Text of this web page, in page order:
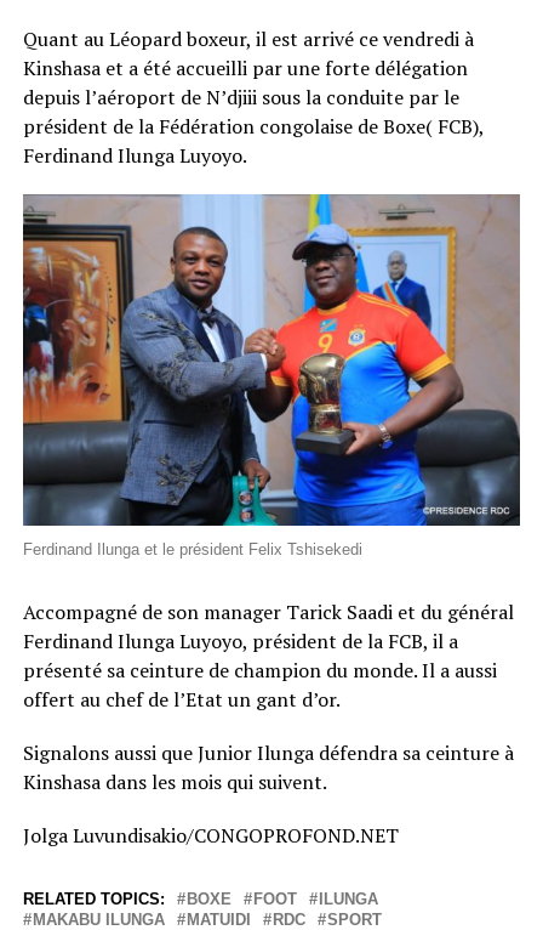
Quant au Léopard boxeur, il est arrivé ce vendredi à
Kinshasa et a été accueilli par une forte délégation
depuis l’aéroport de N’djiii sous la conduite par le
président de la Fédération congolaise de Boxe( FCB),
Ferdinand Ilunga Luyoyo.
Ferdinand Ilunga et le président Felix Tshisekedi
Accompagné de son manager Tarick Saadi et du général
Ferdinand Ilunga Luyoyo, président de la FCB, il a
présenté sa ceinture de champion du monde. Il a aussi
offert au chef de l’Etat un gant d’or.
Signalons aussi que Junior Ilunga défendra sa ceinture à
Kinshasa dans les mois qui suivent.
Jolga Luvundisakio/CONGOPROFOND.NET
RELATED TOPICS: BOXE FOOT
ILUNGA
MAKABU ILUNGA
MATUIDI RDC SPORT